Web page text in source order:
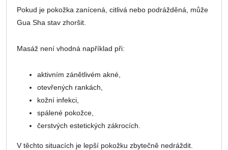
Pokud je pokožka zanícená, citlivá nebo podrážděná, může
Gua Sha stav zhoršit.
Masáž není vhodná například při:
aktivním zánětlivém akné,
otevřených rankách,
kožní infekci,
spálené pokožce,
čerstvých estetických zákrocích.
V těchto situacích je lepší pokožku zbytečně nedráždit.